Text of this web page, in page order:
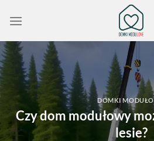
DOMKI
Czy dom modułowy
lesie?